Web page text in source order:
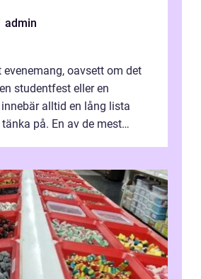
admin
evenemang, oavsett om det
studentfest eller en
alltid en lång lista
på. En av de mest